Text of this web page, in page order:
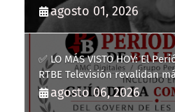
agosto 01, 2026
✅ LO MÁS VISTO HOY: El
RTBE Televisión revalidan
la Guía de la Comunicación
Balears
agosto 06, 2026